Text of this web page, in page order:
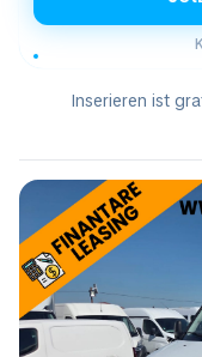
Inserieren ist